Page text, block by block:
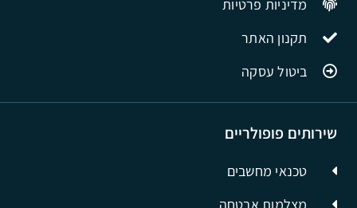
שירותים פופולריים
טכנאי מחשבים
מצלמות אבטחה
מדיניות פרטיות
תקנון האתר
ביטול עסקה